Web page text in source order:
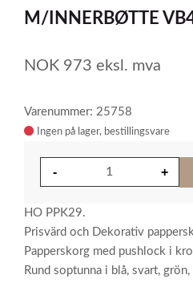
1M/INNERBØTTE
NOK 973 eksl. mva
Varenummer: 25758
Ingen på lager
HO PPK29.
Prisvärd och Dekorativ
Papperskorg med pushlock i
Rund soptunna i blå, svart,